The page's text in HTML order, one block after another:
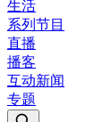
生活
系列节目
直播
播客
互动新闻
专题